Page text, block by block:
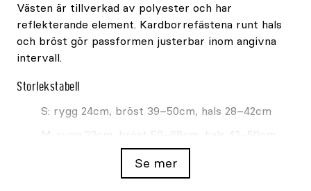
Västen är tillverkad av polyester och har
reflekterande element. Kardborrefästena runt hals
och bröst gör passformen justerbar inom angivna
intervall.
Storlekstabell
S: rygg 24cm, bröst 39–50cm, hals 28–42cm
M: rygg 32cm, bröst 50–68cm, hals 42–50cm
L: rygg 42cm, bröst 64–81cm, hals 48–62cm
XL: rygg 47cm, bröst 72–95cm, hals 50–73cm
Se mer